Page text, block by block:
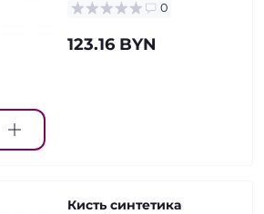
0
123.16 BYN
Кисть синтетика